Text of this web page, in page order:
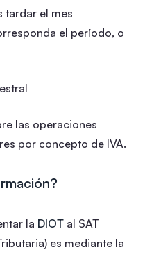
tardar el mes
el período, o
las operaciones
por concepto de IVA.
la DIOT al SAT
es mediante la